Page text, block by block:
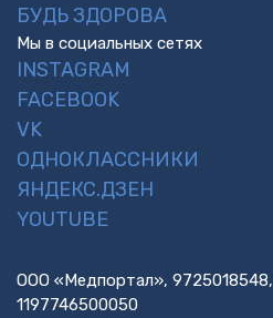
БУДЬ ЗДОРОВА
Мы в социальных сетях
INSTAGRAM
FACEBOOK
VK
ОДНОКЛАССНИКИ
ЯНДЕКС.ДЗЕН
YOUTUBE
ООО «Медпортал», 9725018548,
1197746500050